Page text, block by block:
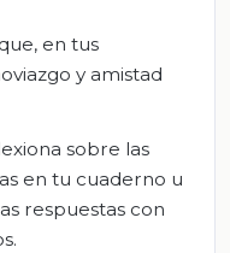
en tus
y amistad
sobre las
en tu cuaderno u
respuestas con